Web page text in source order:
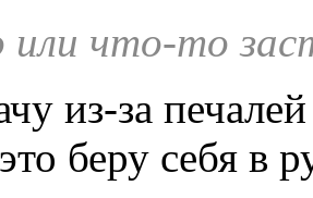
что-то
из-за
беру себя в